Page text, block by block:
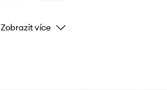
Značka
Zobrazit více